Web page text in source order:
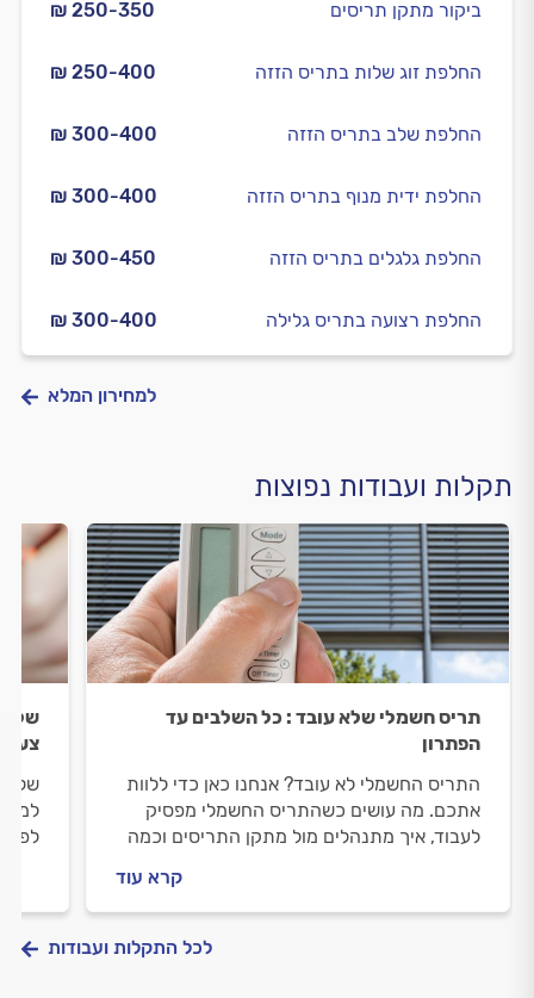
₪ 250-350 ביקור מתקן תריסים
₪ 250-400 החלפת זוג שלות בתריס הזזה
₪ 300-400 החלפת שלב בתריס הזזה
₪ 300-400 החלפת ידית מנוף בתריס הזזה
₪ 300-450 החלפת גלגלים בתריס הזזה
₪ 300-400 החלפת רצועה בתריס גלילה
למחירון המלא
תקלות ועבודות נפוצות
תריס חשמלי שלא עובד : כל השלבים עד
הפתרון
התריס החשמלי לא עובד? אנחנו כאן כדי ללוות
אתכם. מה עושים כשהתריס החשמלי מפסיק
לעבוד, איך מתנהלים מול מתקן התריסים וכמה
קרא עוד
צעד
לכל התקלות ועבודות